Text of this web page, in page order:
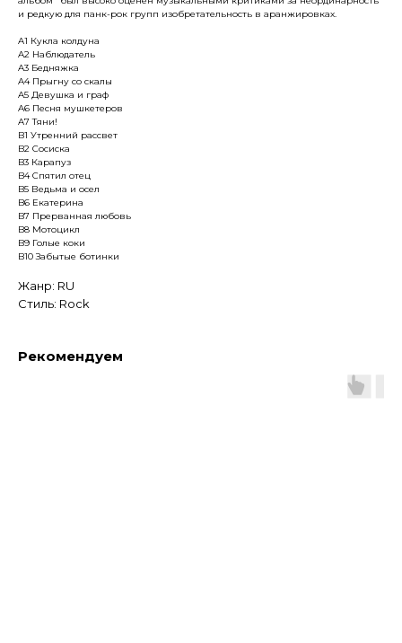
и редкую для панк-рок групп изобретательность в аранжировках.
A1 Кукла колдуна
A2 Наблюдатель
A3 Бедняжка
A4 Прыгну со скалы
A5 Девушка и граф
A6 Песня мушкетеров
A7 Тяни!
B1 Утренний рассвет
B2 Сосиска
B3 Карапуз
B4 Спятил отец
B5 Ведьма и осел
B6 Екатерина
B7 Прерванная любовь
B8 Мотоцикл
B9 Голые коки
B10 Забытые ботинки
Жанр: RU
Стиль: Rock
Рекомендуем